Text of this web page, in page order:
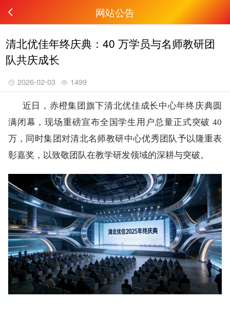
网站公告
清北优佳年终庆典：40 万学员与名师教研团
队共庆成长
2026-02-03 1499
近日，赤橙集团旗下清北优佳成长中心年终庆典圆
满闭幕，现场重磅宣布全国学生用户总量正式突破 40
万，同时集团对清北名师教研中心优秀团队予以隆重表
彰嘉奖，以致敬团队在教学研发领域的深耕与突破。